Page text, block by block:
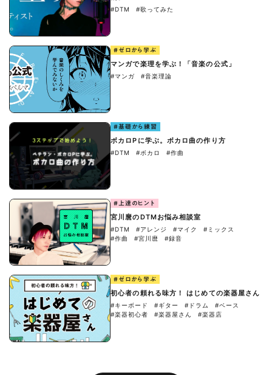
#DTM #歌ってみた
#ゼロから学ぶ
マンガで楽理を学ぶ！「音楽の公式」
#マンガ #音楽理論
#基礎から練習
ボカロPに学ぶ。ボカロ曲の作り方
#DTM #ボカロ #作曲
#上達のヒント
宮川麿のDTMお悩み相談室
#DTM #アレンジ #マイク
#ミックス
#作曲
#宮川麿 #録音
#ゼロから学ぶ
初心者の頼れる味方！ はじめての楽器屋さん
#キーボード #ギター #ドラム
#ベース
#楽器初心者
#楽器屋さん #楽器店